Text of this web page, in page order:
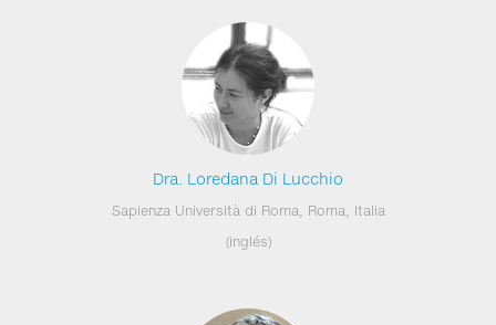
Dra. Loredana Di Lucchio
Sapienza Università di Roma, Roma, Italia
(inglés)